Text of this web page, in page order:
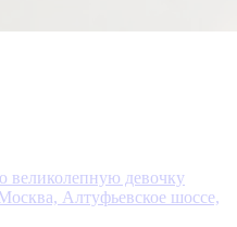
великолепную девочку
Алтуфьевское шоссе,